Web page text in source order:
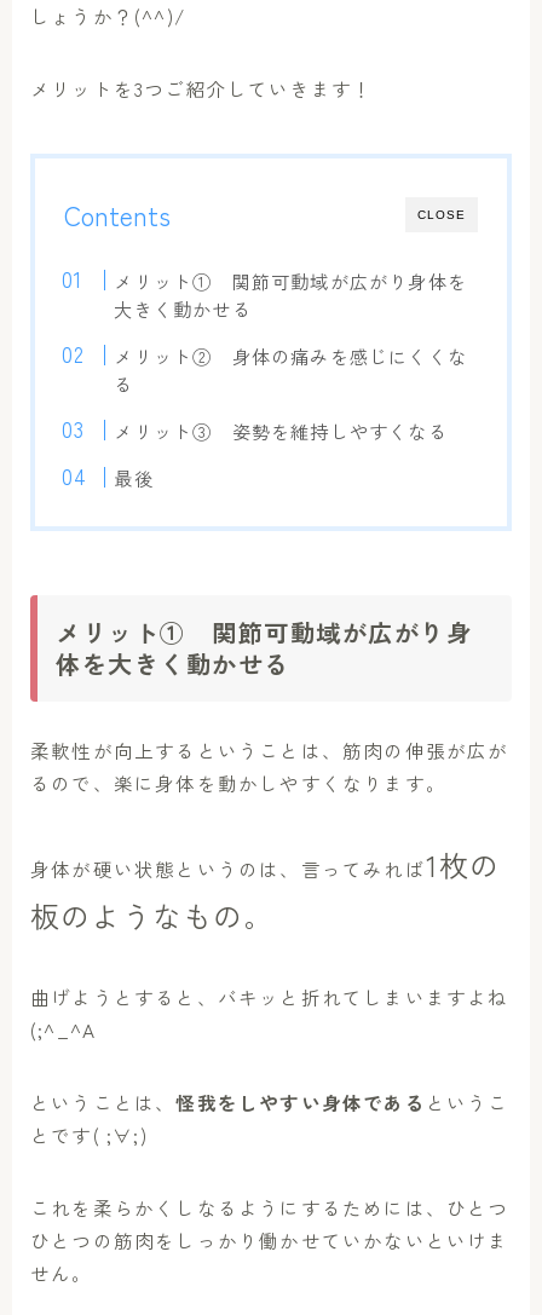
しょうか？(^^)/
メリットを3つご紹介していきます！
CLOSE
Contents
メリット① 関節可動域が広がり身体を
大きく動かせる
メリット② 身体の痛みを感じにくくな
る
メリット③ 姿勢を維持しやすくなる
最後
メリット① 関節可動域が広がり身
体を大きく動かせる
柔軟性が向上するということは、筋肉の伸張が広が
るので、楽に身体を動かしやすくなります。
身体が硬い状態というのは、言ってみれば1枚の
板のようなもの。
曲げようとすると、バキッと折れてしまいますよね
(;^_^A
ということは、怪我をしやすい身体である というこ
とです( ;∀;)
これを柔らかくしなるようにするためには、ひとつ
ひとつの筋肉をしっかり働かせていかないといけま
せん。